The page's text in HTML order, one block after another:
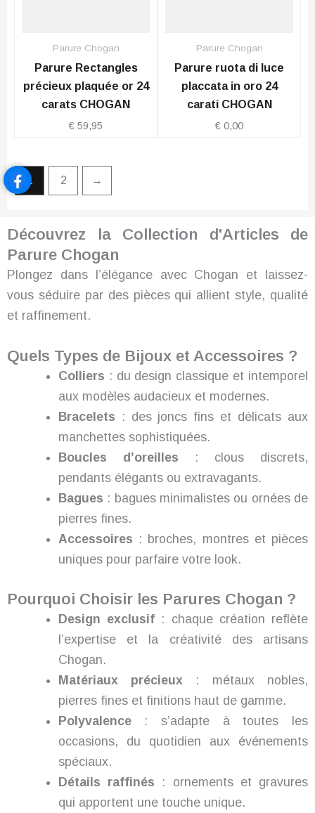
Parure Chogan
Parure Rectangles
précieux plaquée or 24
carats CHOGAN
€ 59,95
Parure Chogan
Parure ruota di luce
placcata in oro 24
carati CHOGAN
€ 0,00
1 2 →
Découvrez la Collection d'Articles de
Parure Chogan
Plongez dans l’élégance avec Chogan et laissez-
vous séduire par des pièces qui allient style, qualité
et raffinement.
Quels Types de Bijoux et Accessoires ?
Colliers : du design classique et intemporel
aux modèles audacieux et modernes.
Bracelets : des joncs fins et délicats aux
manchettes sophistiquées.
Boucles d’oreilles : clous discrets,
pendants élégants ou extravagants.
Bagues : bagues minimalistes ou ornées de
pierres fines.
Accessoires : broches, montres et pièces
uniques pour parfaire votre look.
Pourquoi Choisir les Parures Chogan ?
Design exclusif : chaque création reflète
l’expertise et la créativité des artisans
Chogan.
Matériaux précieux : métaux nobles,
pierres fines et finitions haut de gamme.
Polyvalence: s’adapte à toutes les
occasions, du quotidien aux événements
spéciaux.
Détails raffinés : ornements et gravures
qui apportent une touche unique.